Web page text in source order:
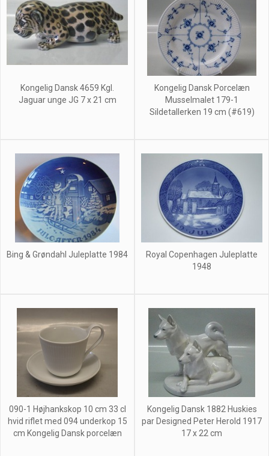
Kongelig Dansk 4659 Kgl.
Jaguar unge JG 7 x 21 cm
Kongelig Dansk Porcelæn
Musselmalet 179-1
Sildetallerken 19 cm (#619)
Bing & Grøndahl Juleplatte 1984
Royal Copenhagen Juleplatte
1948
090-1 Højhankskop 10 cm 33 cl
hvid riflet med 094 underkop 15
cm Kongelig Dansk porcelæn
Kongelig Dansk 1882 Huskies
par Designed Peter Herold 1917
17 x 22 cm